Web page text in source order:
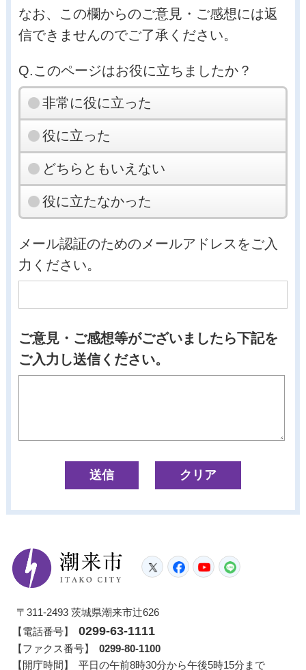
なお、この欄からのご意見・ご感想には返
信できませんのでご了承ください。
Q.このページはお役に立ちましたか？
非常に役に立った
役に立った
どちらともいえない
役に立たなかった
メール認証のためのメールアドレスをご入
力ください。
ご意見・ご感想等がございましたら下記を
ご入力し送信ください。
潮来市
TwitterFacebook
YouTube
〒311-2493 茨城県潮来市辻626
【電話番号】
0299-63-1111
【ファクス番号】
0299-80-1100
【開庁時間】
平日の午前8時30分から午後5時15分まで